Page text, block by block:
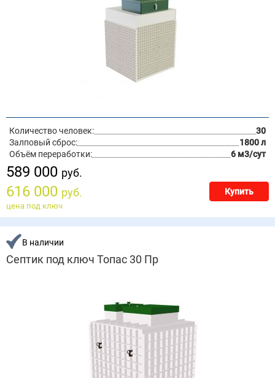
Количество человек:
30
Залповый сброс:
1800 л
Объём переработки:
6 м3/сут
589 000 руб.
616 000 руб. Купить
цена под ключ
В наличии
Септик под ключ Топас 30 Пр